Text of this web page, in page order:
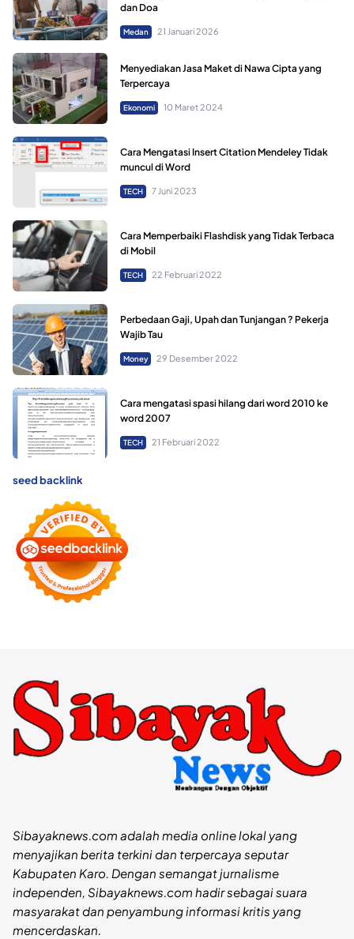
dan Doa
Medan 21 Januari 2026
Menyediakan Jasa Maket di Nawa Cipta yang
Terpercaya
Ekonomi 10 Maret 2024
Cara Mengatasi Insert Citation Mendeley Tidak
muncul di Word
TECH 7 Juni 2023
Cara Memperbaiki Flashdisk yang Tidak Terbaca
di Mobil
TECH 22 Februari 2022
Perbedaan Gaji, Upah dan Tunjangan ? Pekerja
Wajib Tau
Money 29 Desember 2022
Cara mengatasi spasi hilang dari word 2010 ke
word 2007
TECH 21 Februari 2022
seed backlink
Sibayaknews.com adalah media online lokal yang
menyajikan berita terkini dan terpercaya seputar
Kabupaten Karo. Dengan semangat jurnalisme
independen, Sibayaknews.com hadir sebagai suara
masyarakat dan penyambung informasi kritis yang
mencerdaskan.